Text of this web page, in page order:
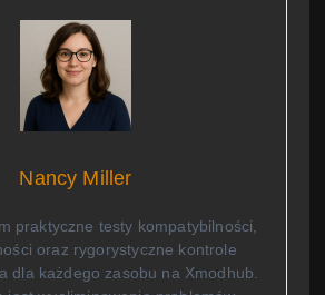
Nancy Miller
praktyczne testy kompatybilności,
oraz rygorystyczne kontrole
dla każdego zasobu na Xmodhub.